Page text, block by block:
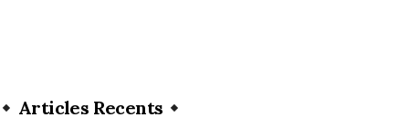
Articles Recents